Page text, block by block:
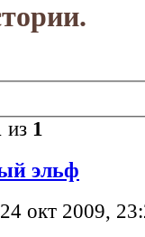
из 1
эльф
окт 2009,